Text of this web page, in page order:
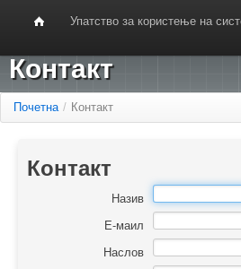
Упатство за користење на
Контакт
Почетна / Контакт
Контакт
Назив
Е-маил
Наслов